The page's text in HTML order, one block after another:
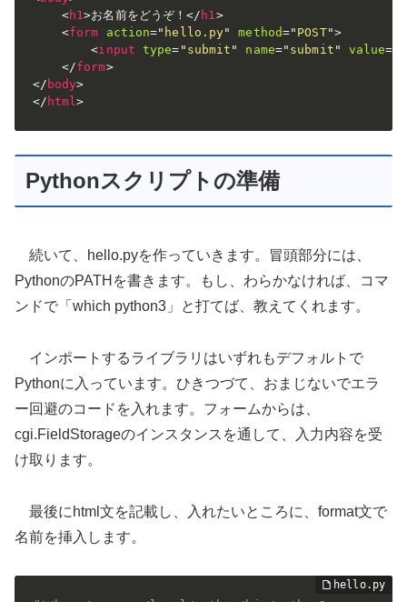
<h1>お名前をどうぞ！</ h1>
<form action=" hello.py" method=" POST">
<input type= " submit " name=" submit " value=
</form>
</ body>
</ html>
Pythonスクリプトの準備
続いて、hello.pyを作っていきます。冒頭部分には、
PythonのPATHを書きます。もし、わらかなければ、コマ
ンドで「which python3」と打てば、教えてくれます。
インポートするライブラリはいずれもデフォルトで
Pythonに入っています。ひきつづて、おまじないでエラ
ー回避のコードを入れます。フォームからは、
cgi.FieldStorageのインスタンスを通して、入力内容を受
け取ります。
最後にhtml文を記載し、入れたいところに、format文で
名前を挿入します。